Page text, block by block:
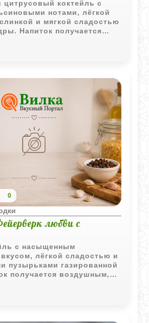
коктейль с
нотами, лёгкой
и мягкой сладостью
Напиток получается
и очень бодрящим.
0
любви с
с насыщенным
лёгкой сладостью и
пузырьками газированной
получается воздушным,
пенится при